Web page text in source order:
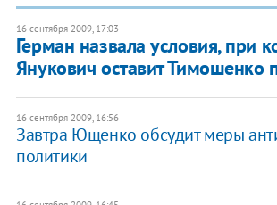
16 сентября 2009, 17:03
Герман назвала условия, при
Янукович оставит Тимошенко
16 сентября 2009, 16:56
Завтра Ющенко обсудит меры
политики